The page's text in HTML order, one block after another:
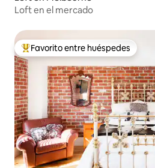
Loft en el mercado
Favorito entre huéspedes preferido
Favorito entre huéspedes